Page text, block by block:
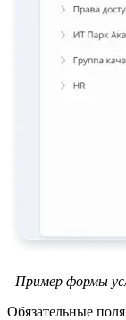
Пример формы
Обязательные